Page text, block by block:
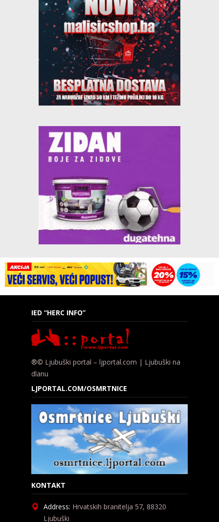
IED “HERC INFO”
®© Ljubuški portal – ljportal.com | Ljubuški na
dlanu
LJPORTAL.COM/OSMRTNICE
KONTAKT
Address: Hrvatskih branitelja 57, 88320
Ljubuški